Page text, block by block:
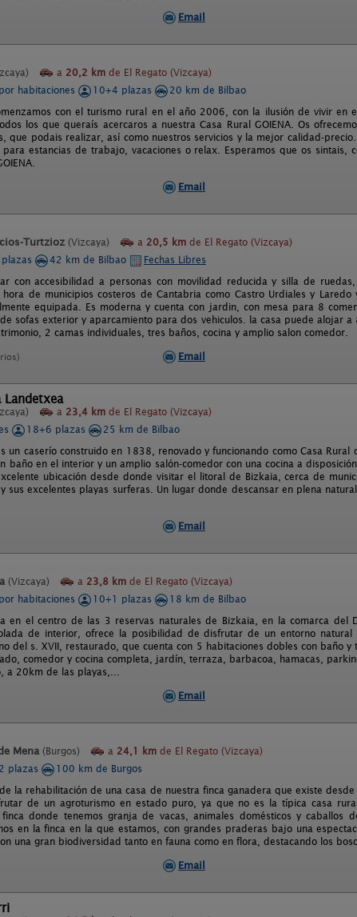
Email
a 20,2 km de El Regato (Vizcaya)
habitaciones
10+4 plazas
20 km de Bilbao
con el turismo rural en el año 2006, con la ilusión de vivir en
los que queraís acercaros a nuestra Casa Rural GOIENA. Os
que podais realizar, así como nuestros servicios y la mejor calidad-precio.
estancias de trabajo, vacaciones o relax. Esperamos que os sintais,
Email
Turtzioz (Vizcaya) a 20,5 km de El Regato (Vizcaya)
42 km de Bilbao
Fechas Libres
con accesibilidad a personas con movilidad reducida y silla de
de municipios costeros de Cantabria como Castro Urdiales y
equipada. Es moderna y cuenta con jardin, con mesa para 8
sofas exterior y aparcamiento para dos vehiculos. la casa puede alojar a
2 camas individuales, tres baños, cocina y amplio salon comedor.
Email
Landetxea
a 23,4 km de El Regato (Vizcaya)
18+6 plazas
25 km de Bilbao
un caserío construido en 1838, renovado y funcionando como Casa
baño en el interior y un amplio salón-comedor con una cocina a
ubicación desde donde visitar el litoral de Bizkaia, cerca de
sus excelentes playas surferas. Un lugar donde descansar en plena
Email
(Vizcaya) a 23,8 km de El Regato (Vizcaya)
habitaciones
10+1 plazas
18 km de Bilbao
en el centro de las 3 reservas naturales de Bizkaia, en la comarca del
de interior, ofrece la posibilidad de disfrutar de un entorno natural
del s. XVII, restaurado, que cuenta con 5 habitaciones dobles con baño
comedor y cocina completa, jardín, terraza, barbacoa, hamacas,
a 20km de las playas,...
Email
Mena (Burgos) a 24,1 km de El Regato (Vizcaya)
plazas
100 km de Burgos
la rehabilitación de una casa de nuestra finca ganadera que existe
de un agroturismo en estado puro, ya que no es la típica casa
donde tenemos granja de vacas, animales domésticos y caballos
en la finca en la que estamos, con grandes praderas bajo una
una gran biodiversidad tanto en fauna como en flora, destacando los
Email